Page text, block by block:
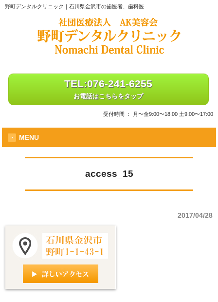
野町デンタルクリニック｜石川県金沢市の歯医者、歯科医
TEL:076-241-6255
お電話はこちらをタップ
受付時間 ： 月〜金9:00〜18:00 土9:00〜17:00
MENU
access_15
2017/04/28